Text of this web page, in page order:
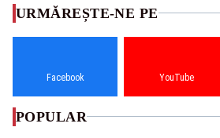
URMĂREȘTE-NE PE
Facebook YouTube
POPULAR